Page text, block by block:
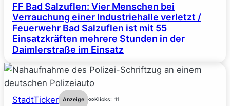
FF Bad Salzuflen: Vier Menschen bei
Verrauchung einer Industriehalle verletzt /
Feuerwehr Bad Salzuflen ist mit 55
Einsatzkräften mehrere Stunden in der
Daimlerstraße im Einsatz
StadtTicker Anzeige Klicks: 11